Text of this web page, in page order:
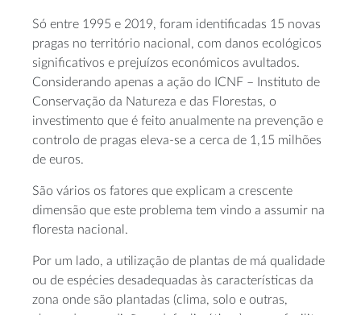
Só entre 1995 e 2019, foram identificadas 15 novas
pragas no território nacional, com danos ecológicos
significativos e prejuízos económicos avultados.
Considerando apenas a ação do ICNF – Instituto de
Conservação da Natureza e das Florestas, o
investimento que é feito anualmente na prevenção e
controlo de pragas eleva-se a cerca de 1,15 milhões
de euros.
São vários os fatores que explicam a crescente
dimensão que este problema tem vindo a assumir na
floresta nacional.
Por um lado, a utilização de plantas de má qualidade
ou de espécies desadequadas às características da
zona onde são plantadas (clima, solo e outras,